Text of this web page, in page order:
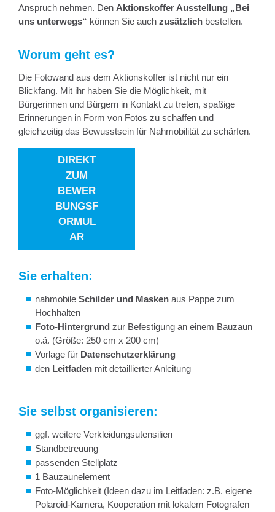
Anspruch nehmen. Den Aktionskoffer Ausstellung „Bei
uns unterwegs“ können Sie auch zusätzlich bestellen.
Worum geht es?
Die Fotowand aus dem Aktionskoffer ist nicht nur ein
Blickfang. Mit ihr haben Sie die Möglichkeit, mit
Bürgerinnen und Bürgern in Kontakt zu treten, spaßige
Erinnerungen in Form von Fotos zu schaffen und
gleichzeitig das Bewusstsein für Nahmobilität zu schärfen.
DIREKT
ZUM
BEWER
BUNGSF
ORMUL
AR
Sie erhalten:
nahmobile Schilder und Masken aus Pappe zum
Hochhalten
Foto-Hintergrund zur Befestigung an einem Bauzaun
o.ä. (Größe: 250 cm x 200 cm)
Vorlage für Datenschutzerklärung
den Leitfaden mit detaillierter Anleitung
Sie selbst organisieren:
ggf. weitere Verkleidungsutensilien
Standbetreuung
passenden Stellplatz
1 Bauzaunelement
Foto-Möglichkeit (Ideen dazu im Leitfaden: z.B. eigene
Polaroid-Kamera, Kooperation mit lokalem Fotografen